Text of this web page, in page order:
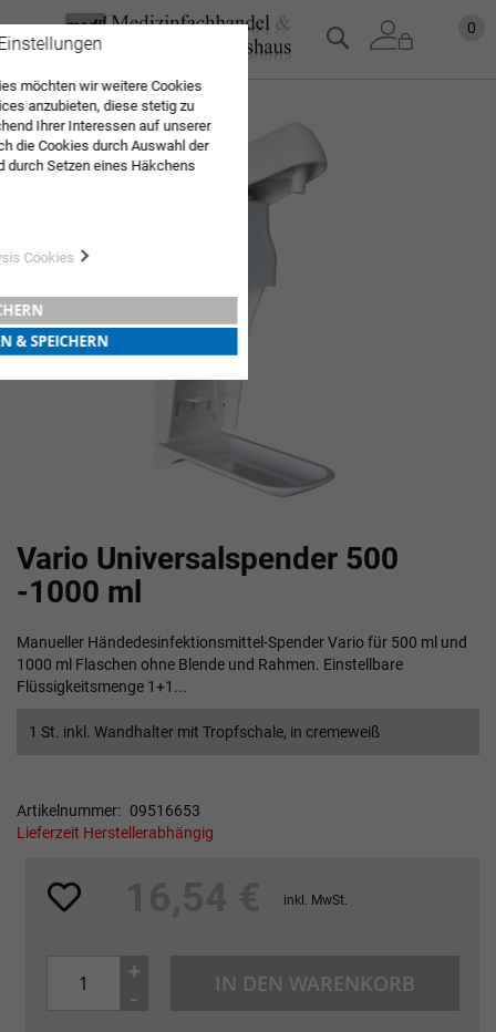
Zum
Inhalt
0
Suche
Vario Universalspender 500
-1000 ml
Manueller Händedesinfektionsmittel-Spender Vario für 500 ml und
1000 ml Flaschen ohne Blende und Rahmen. Einstellbare
Flüssigkeitsmenge 1+1...
1 St. inkl. Wandhalter mit Tropfschale, in cremeweiß
Artikelnummer
09516653
Lieferzeit Herstellerabhängig
inkl. MwSt.
+
-
IN DEN WARENKORB
Zum
Ende
der
Anfang
der
Bildgalerie
möchten wir weitere Cookies
anzubieten, diese stetig zu
Ihrer Interessen auf unserer
die Cookies durch Auswahl der
durch Setzen eines Häkchens
in unserer
Cookies
& SPEICHERN